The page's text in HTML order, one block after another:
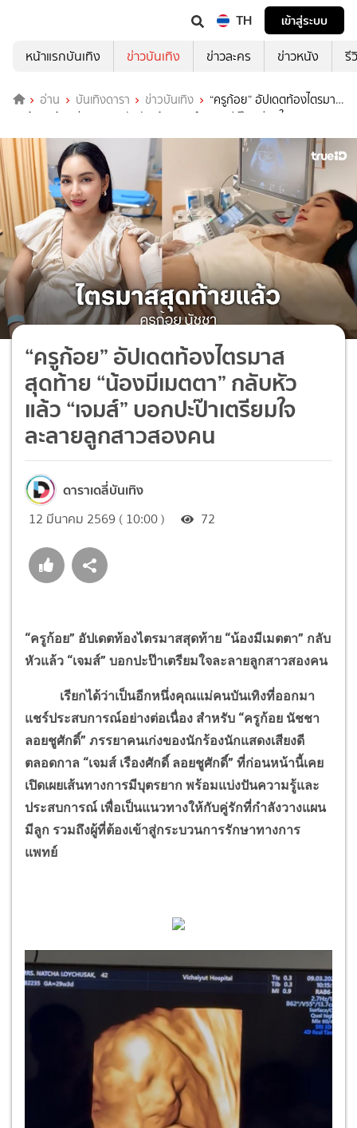
TH
เข้าสู่ระบบ
หน้าแรกบันเทิง
ข่าวบันเทิง ข่าวละคร ข่าวหนัง รี
อ่าน บันเทิงดารา ข่าวบันเทิง
“ครูก้อย” อัปเดตท้องไตรมาส
สุดท้าย “น้องมีเมตตา” กลับหัวแล้ว “เจมส์” บอกปะป๊าเตรียมใจละลาย
“ครูก้อย” อัปเดตท้องไตรมาส
สุดท้าย “น้องมีเมตตา” กลับหัว
แล้ว “เจมส์” บอกปะป๊าเตรียมใจ
ละลายลูกสาวสองคน
ดาราเดลี่บันเทิง
12 มีนาคม 2569 ( 10:00 ) 72
“ครูก้อย” อัปเดตท้องไตรมาสสุดท้าย “น้องมีเมตตา” กลับ
หัวแล้ว “เจมส์” บอกปะป๊าเตรียมใจละลายลูกสาวสองคน
เรียกได้ว่าเป็นอีกหนึ่งคุณแม่คนบันเทิงที่ออกมา
แชร์ประสบการณ์อย่างต่อเนื่อง สำหรับ “ครูก้อย นัชชา
ลอยชูศักดิ์” ภรรยาคนเก่งของนักร้องนักแสดงเสียงดี
ตลอดกาล “เจมส์ เรืองศักดิ์ ลอยชูศักดิ์” ที่ก่อนหน้านี้เคย
เปิดเผยเส้นทางการมีบุตรยาก พร้อมแบ่งปันความรู้และ
ประสบการณ์ เพื่อเป็นแนวทางให้กับคู่รักที่กำลังวางแผน
มีลูก รวมถึงผู้ที่ต้องเข้าสู่กระบวนการรักษาทางการ
แพทย์